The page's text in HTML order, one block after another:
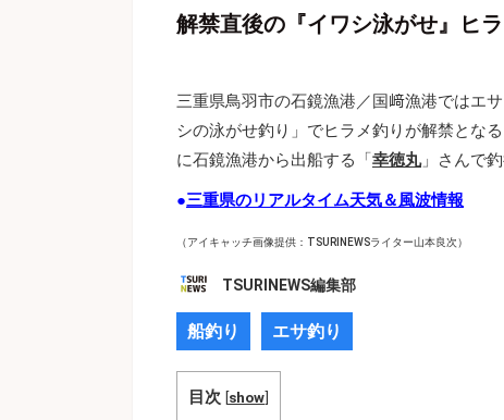
解禁直後の『イワシ泳がせ』ヒ
三重県鳥羽市の石鏡漁港／国﨑漁港ではエ
シの泳がせ釣り」でヒラメ釣りが解禁とな
に石鏡漁港から出船する「幸徳丸」さんで
●三重県のリアルタイム天気＆風波情報
（アイキャッチ画像提供：TSURINEWSライター山本良次）
TSURINEWS編集部
船釣り エサ釣り
目次 [show]